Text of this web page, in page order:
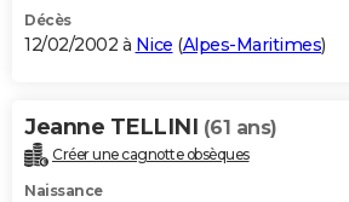
Décès
12/02/2002 à Nice (Alpes-Maritimes)
Jeanne TELLINI (61 ans)
Créer une cagnotte obsèques
Naissance